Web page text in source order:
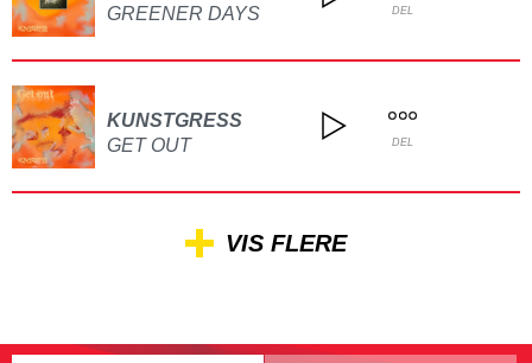
GREENER DAYS
DEL
KUNSTGRESS
GET OUT
DEL
VIS FLERE